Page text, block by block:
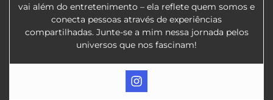
vai além do entretenimento – ela reflete quem somos e
conecta pessoas através de experiências
compartilhadas. Junte-se a mim nessa jornada pelos
universos que nos fascinam!